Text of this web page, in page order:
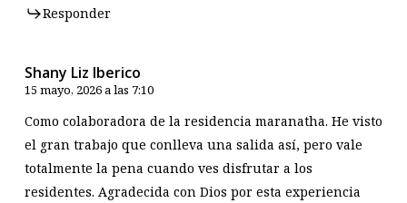
Responder
Shany Liz Iberico
15 mayo, 2026 a las 7:10
Como colaboradora de la residencia maranatha. He visto
el gran trabajo que conlleva una salida así, pero vale
totalmente la pena cuando ves disfrutar a los
residentes. Agradecida con Dios por esta experiencia